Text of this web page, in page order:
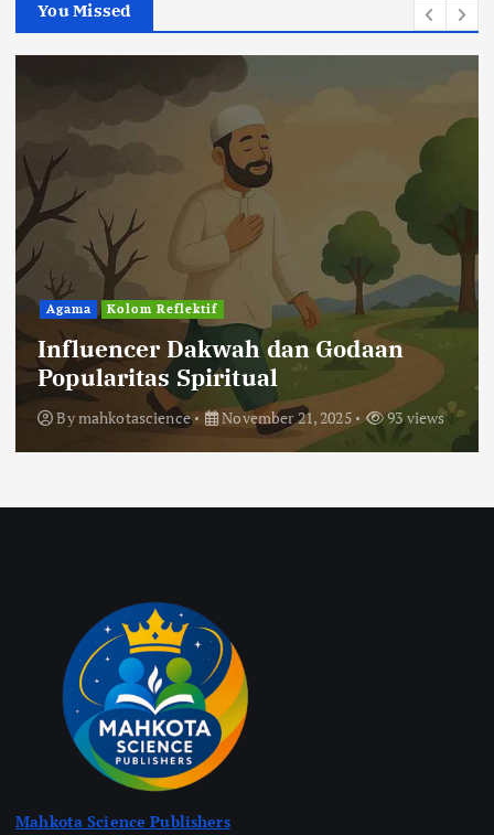
You Missed
Agama Kolom Reflektif
Influencer Dakwah dan Godaan
Popularitas Spiritual
Bymahkotascience November 21, 2025 93 views
Mahkota Science Publishers